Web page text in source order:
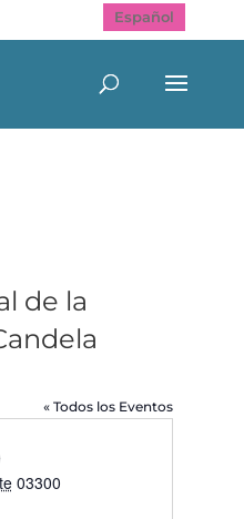
Español
de la
« Todos los Eventos
03300